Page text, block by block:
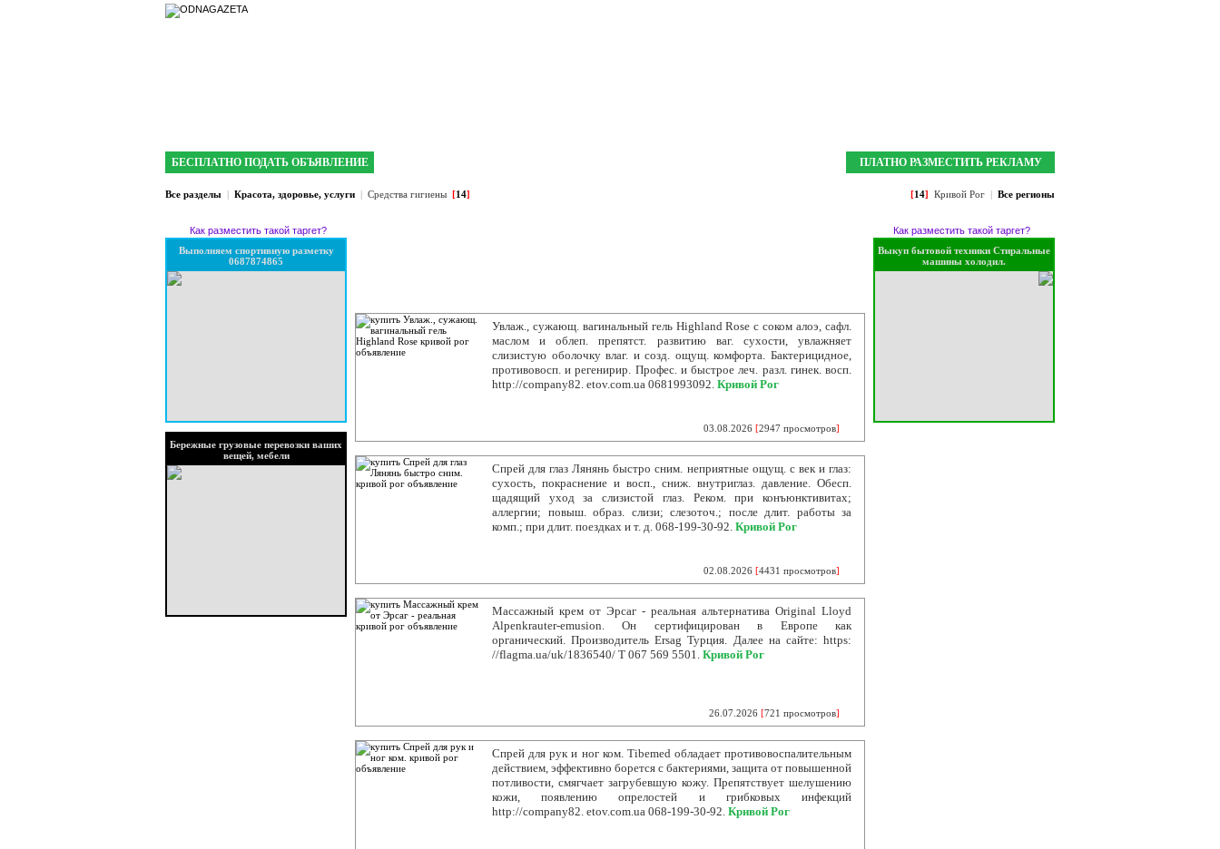
БЕСПЛАТНО ПОДАТЬ ОБЪЯВЛЕНИЕ ПЛАТНО РАЗМЕСТИТЬ РЕКЛАМУ
Все разделы | Красота, здоровье, услуги | Средства гигиены [14] [14] Кривой Рог | Все регионы
Как разместить такой таргет?
Выполняем спортивную разметку
0687874865
Бережные грузовые перевозки ваших
вещей, мебели
Увлаж., сужающ. вагинальный гель Highland Rose с соком алоэ, сафл.
маслом и облеп. препятст. развитию ваг. сухости, увлажняет
слизистую оболочку влаг. и созд. ощущ. комфорта. Бактерицидное,
противовосп. и регенирир. Профес. и быстрое леч. разл. гинек. восп.
http://company82. etov.com.ua 0681993092. Кривой Рог
03.08.2026 [2947 просмотров]
Спрей для глаз Лянянь быстро сним. неприятные ощущ. с век и глаз:
сухость, покраснение и восп., сниж. внутриглаз. давление. Обесп.
щадящий уход за слизистой глаз. Реком. при конъюнктивитах;
аллергии; повыш. образ. слизи; слезоточ.; после длит. работы за
комп.; при длит. поездках и т. д. 068-199-30-92. Кривой Рог
02.08.2026 [4431 просмотров]
Массажный крем от Эрсаг - реальная альтернатива Original Lloyd
Alpenkrauter-emusion. Он сертифицирован в Европе как
органический. Производитель Ersag Турция. Далее на сайте: https:
//flagma.ua/uk/1836540/ Т 067 569 5501. Кривой Рог
26.07.2026 [721 просмотров]
Спрей для рук и ног ком. Tibemed обладает противовоспалительным
действием, эффективно борется с бактериями, защита от повышенной
потливости, смягчает загрубевшую кожу. Препятствует шелушению
кожи, появлению опрелостей и грибковых инфекций
http://company82. etov.com.ua 068-199-30-92. Кривой Рог
Как разместить такой таргет?
Выкуп бытовой техники Стиральные
машины холодил.